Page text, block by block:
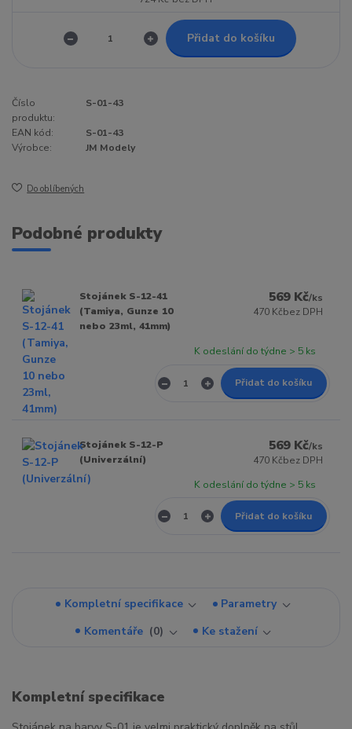
Přidat do košíku
Číslo
produktu:
S-01-43
EAN kód:
S-01-43
Výrobce:
JM Modely
Do oblíbených
Podobné produkty
Stojánek S-12-41
(Tamiya, Gunze 10
nebo 23ml, 41mm)
569 Kč/ks
470 Kčbez DPH
K odeslání do týdne > 5 ks
Přidat do košíku
Stojánek S-12-P
(Univerzální)
569 Kč/ks
470 Kčbez DPH
K odeslání do týdne > 5 ks
Přidat do košíku
Kompletní specifikace
Parametry
Komentáře
0 Ke stažení
Kompletní specifikace